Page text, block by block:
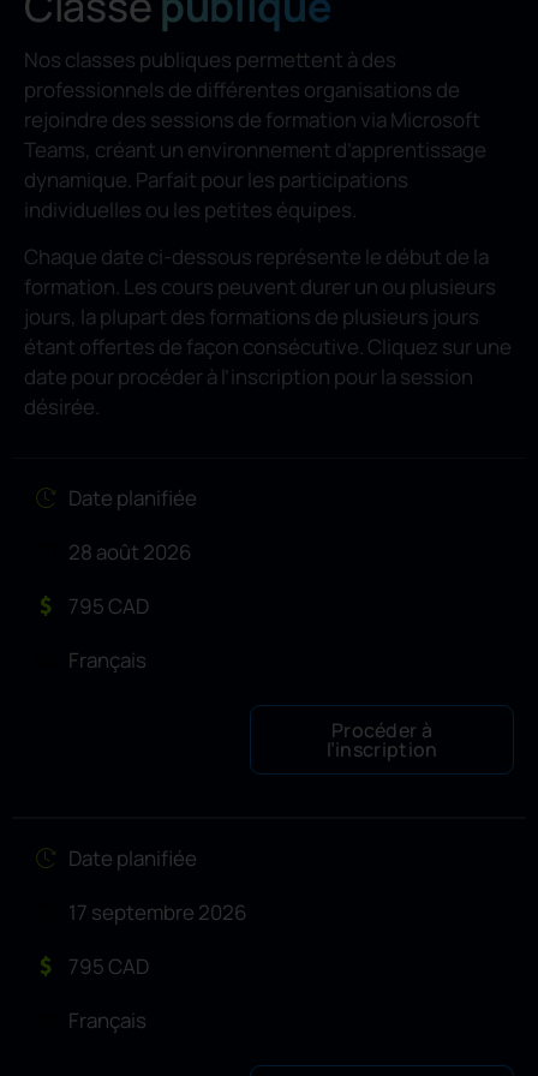
Nos classes publiques permettent à des
professionnels de différentes organisations de
rejoindre des sessions de formation via Microsoft
Teams, créant un environnement d’apprentissage
dynamique. Parfait pour les participations
individuelles ou les petites équipes.
Chaque date ci-dessous représente le début de la
formation. Les cours peuvent durer un ou plusieurs
jours, la plupart des formations de plusieurs jours
étant offertes de façon consécutive. Cliquez sur une
date pour procéder à l’inscription pour la session
désirée.
Date planifiée
28 août 2026
795 CAD
Français
Procéder à
l’inscription
Date planifiée
17 septembre 2026
795 CAD
Français